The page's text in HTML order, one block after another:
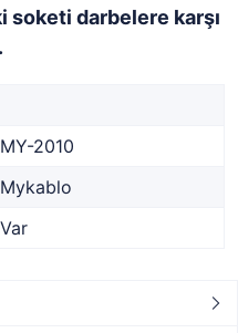
darbelere karşı
MY-2010
Mykablo
Var